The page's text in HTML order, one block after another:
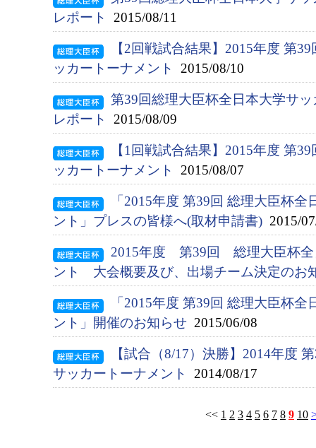
レポート
2015/08/11
【2回戦試合結果】2015年度 第
ッカートーナメント
2015/08/10
第39回総理大臣杯全日本大学サ
レポート
2015/08/09
【1回戦試合結果】2015年度 第
ッカートーナメント
2015/08/07
「2015年度 第39回 総理大臣杯
ント」プレスの皆様へ(取材申請書) 2015/
2015年度 第39回 総理大臣杯全
ント 大会概要及び、出場チーム決定のお
「2015年度 第39回 総理大臣杯
ント」開催のお知らせ 2015/06/08
【試合（8/17）決勝】2014年度
サッカートーナメント
2014/08/17
<< 1 2 3 4 5 6 7 8 9 10